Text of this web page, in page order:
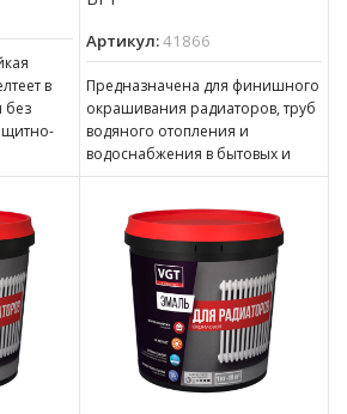
в
без
Артикул:41866
Предназначена для финишного
окрашивания радиаторов, труб
водяного отопления и
водоснабжения в бытовых и
строительных условиях.
самосшивающейся акриловой